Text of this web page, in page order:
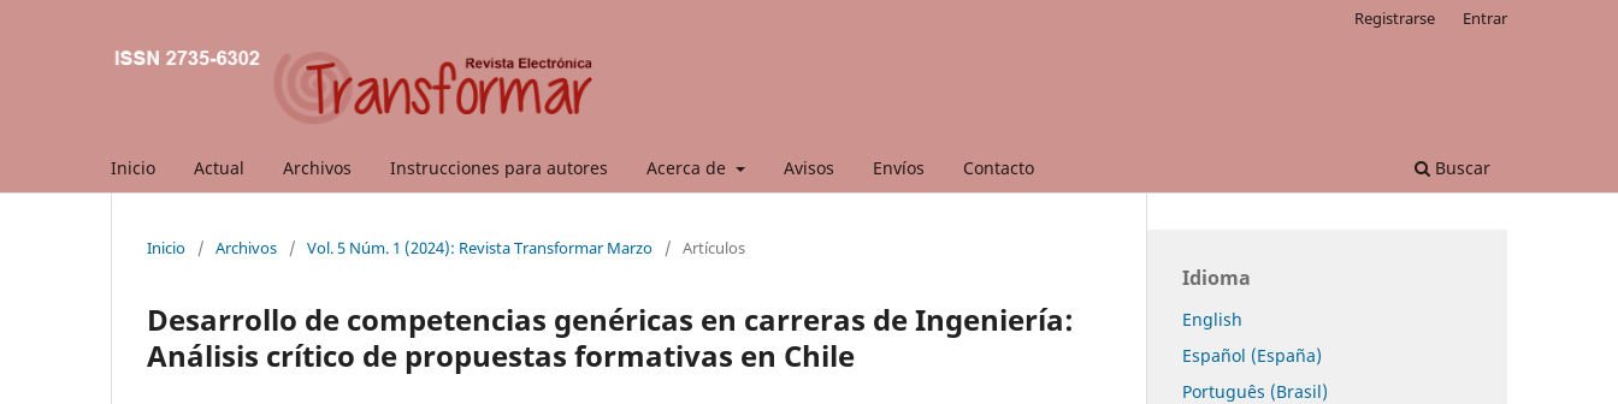
Inicio Actual Archivos Instrucciones para autores Acerca de Avisos Envíos Contacto Buscar
Registrarse Entrar
Inicio / Archivos / Vol. 5 Núm. 1 (2024): Revista Transformar Marzo / Artículos
Desarrollo de competencias genéricas en carreras de Ingeniería:
Análisis crítico de propuestas formativas en Chile
Idioma
English
Español (España)
Português (Brasil)